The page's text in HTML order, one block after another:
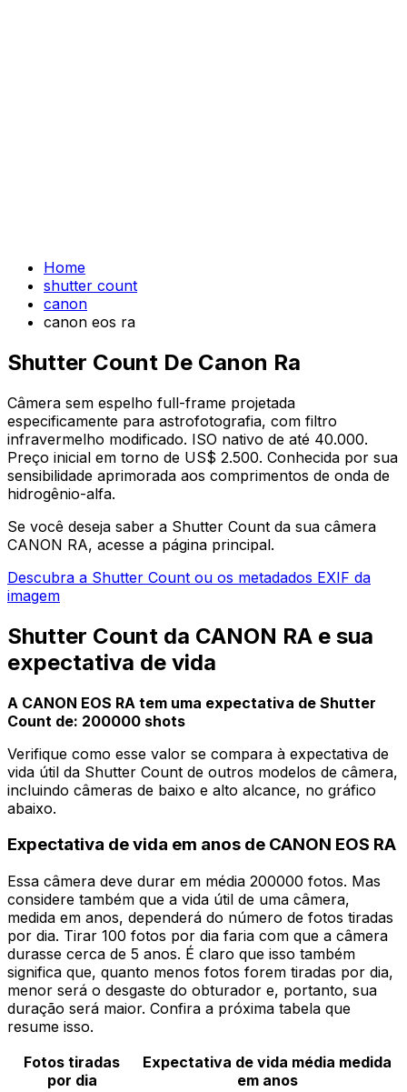
Home
shutter count
canon
canon eos ra
Shutter Count De Canon Ra
Câmera sem espelho full-frame projetada
especificamente para astrofotografia, com filtro
infravermelho modificado. ISO nativo de até 40.000.
Preço inicial em torno de US$ 2.500. Conhecida por sua
sensibilidade aprimorada aos comprimentos de onda de
hidrogênio-alfa.
Se você deseja saber a Shutter Count da sua câmera
CANON RA, acesse a página principal.
Descubra a Shutter Count ou os metadados EXIF da
imagem
Shutter Count da CANON RA e sua
expectativa de vida
A CANON EOS RA tem uma expectativa de Shutter
Count de: 200000 shots
Verifique como esse valor se compara à expectativa de
vida útil da Shutter Count de outros modelos de câmera,
incluindo câmeras de baixo e alto alcance, no gráfico
abaixo.
Expectativa de vida em anos de CANON EOS RA
Essa câmera deve durar em média 200000 fotos. Mas
considere também que a vida útil de uma câmera,
medida em anos, dependerá do número de fotos tiradas
por dia. Tirar 100 fotos por dia faria com que a câmera
durasse cerca de 5 anos. É claro que isso também
significa que, quanto menos fotos forem tiradas por dia,
menor será o desgaste do obturador e, portanto, sua
duração será maior. Confira a próxima tabela que
resume isso.
Fotos tiradas
por dia
Expectativa de vida média medida
em anos